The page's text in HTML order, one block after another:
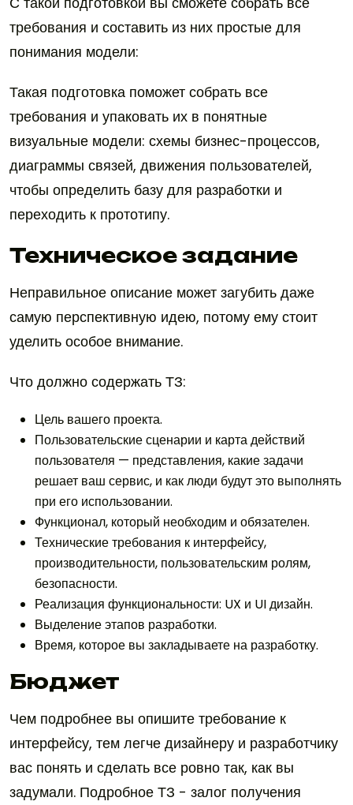
требования и составить из них простые для
понимания модели:
Такая подготовка поможет собрать все
требования и упаковать их в понятные
визуальные модели: схемы бизнес-процессов,
диаграммы связей, движения пользователей,
чтобы определить базу для разработки и
переходить к прототипу.
Техническое задание
Неправильное описание может загубить даже
самую перспективную идею, потому ему стоит
уделить особое внимание.
Что должно содержать ТЗ:
Цель вашего проекта.
Пользовательские сценарии и карта действий
пользователя — представления, какие задачи
решает ваш сервис, и как люди будут это выполнять
при его использовании.
Функционал, который необходим и обязателен.
Технические требования к интерфейсу,
производительности, пользовательским ролям,
безопасности.
Реализация функциональности: UX и UI дизайн.
Выделение этапов разработки.
Время, которое вы закладываете на разработку.
Бюджет
Чем подробнее вы опишите требование к
интерфейсу, тем легче дизайнеру и разработчику
вас понять и сделать все ровно так, как вы
задумали. Подробное ТЗ - залог получения